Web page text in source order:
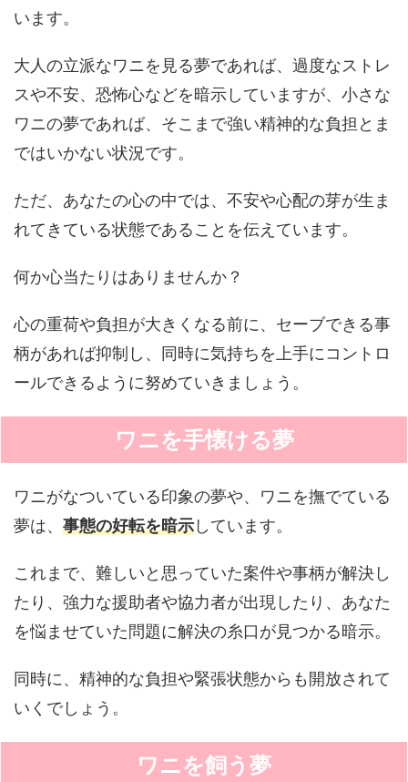
います。
大人の立派なワニを見る夢であれば、過度なストレ
スや不安、恐怖心などを暗示していますが、小さな
ワニの夢であれば、そこまで強い精神的な負担とま
ではいかない状況です。
ただ、あなたの心の中では、不安や心配の芽が生ま
れてきている状態であることを伝えています。
何か心当たりはありませんか？
心の重荷や負担が大きくなる前に、セーブできる事
柄があれば抑制し、同時に気持ちを上手にコントロ
ールできるように努めていきましょう。
ワニを手懐ける夢
ワニがなついている印象の夢や、ワニを撫でている
夢は、 事態の好転を暗示しています。
これまで、難しいと思っていた案件や事柄が解決し
たり、強力な援助者や協力者が出現したり、あなた
を悩ませていた問題に解決の糸口が見つかる暗示。
同時に、精神的な負担や緊張状態からも開放されて
いくでしょう。
ワニを飼う夢